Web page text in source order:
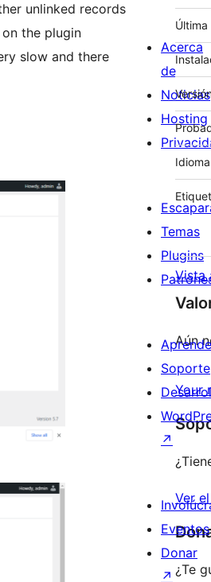
unlinked records
the plugin
slow and there
Idioma
Vista
Aún
Your
Ver
¿Te
Acerca
de
Noticias
Hosting
Temas
Plugins
Soporte
↗
Eventos
Donar
↗